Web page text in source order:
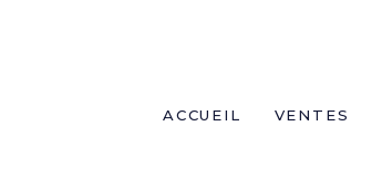
ACCUEIL VENTES